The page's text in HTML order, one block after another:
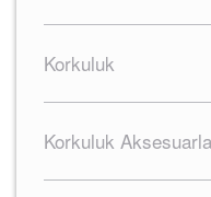
Korkuluk
Korkuluk